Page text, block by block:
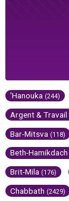
'Hanouka (244)
Argent & Travail
Bar-Mitsva (118)
Beth-Hamikdach
Brit-Mila (176)
Chabbath (2429)